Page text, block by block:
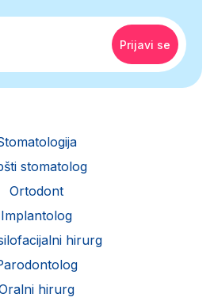
stomatolog
Ortodont
Implantolog
hirurg
hirurg